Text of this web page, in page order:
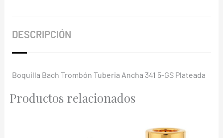
DESCRIPCIÓN
Boquilla Bach Trombón Tuberia Ancha 341 5-GS Plateada
Productos relacionados